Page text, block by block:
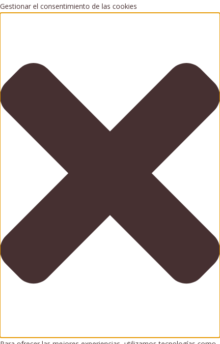
Gestionar el consentimiento de las cookies